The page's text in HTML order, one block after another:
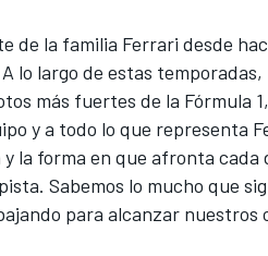
de la familia Ferrari desde
lo largo de estas temporadas,
más fuertes de la Fórmula
y a todo lo que representa
la forma en que afronta cada
Sabemos lo mucho que
para alcanzar nuestros